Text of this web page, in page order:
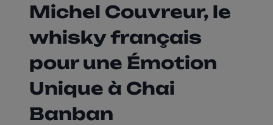
Michel Couvreur, le
whisky français
pour une Émotion
Unique à Chai
Banban